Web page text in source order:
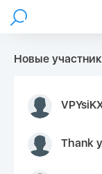
Новые
Thank you very much for your